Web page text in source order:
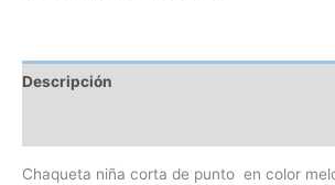
Descripción
Chaqueta niña corta de punto en color